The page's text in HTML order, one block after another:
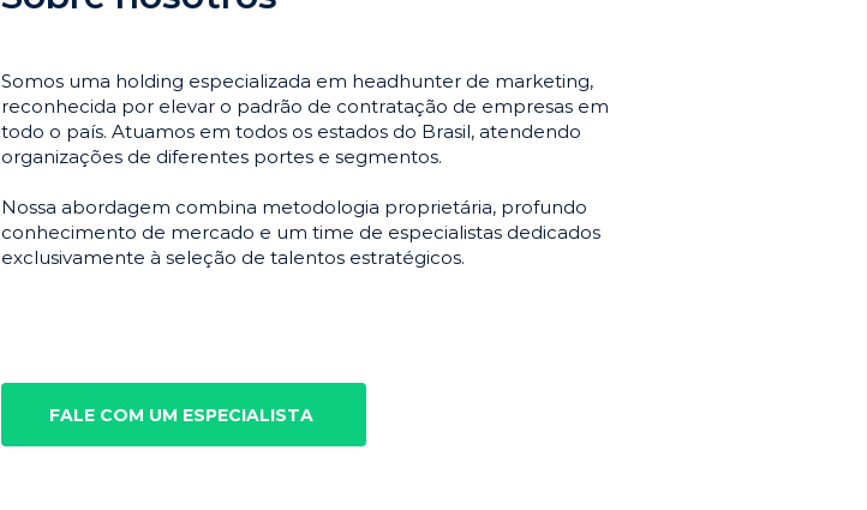
Somos uma holding especializada em headhunter de marketing,
reconhecida por elevar o padrão de contratação de empresas em
todo o país. Atuamos em todos os estados do Brasil, atendendo
organizações de diferentes portes e segmentos.
Nossa abordagem combina metodologia proprietária, profundo
conhecimento de mercado e um time de especialistas dedicados
exclusivamente à seleção de talentos estratégicos.
FALE COM UM ESPECIALISTA